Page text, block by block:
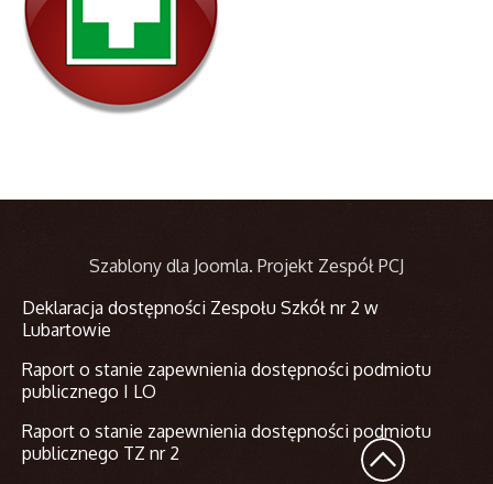
Szablony dla Joomla. Projekt Zespół PCJ
Deklaracja dostępności Zespołu Szkół nr 2 w
Lubartowie
Raport o stanie zapewnienia dostępności podmiotu
publicznego I LO
Raport o stanie zapewnienia dostępności podmiotu
publicznego TZ nr 2